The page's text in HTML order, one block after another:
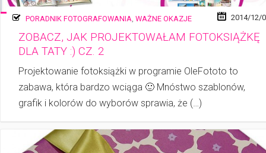
PORADNIK FOTOGRAFOWANIA, WAŻNE OKAZJE 2014/12/
ZOBACZ, JAK PROJEKTOWAŁAM FOTOKSIĄŻKĘ
DLA TATY :) CZ. 2
Projektowanie fotoksiążki w programie OleFototo to
zabawa, która bardzo wciąga 🙂 Mnóstwo szablonów,
grafik i kolorów do wyborów sprawia, że (…)